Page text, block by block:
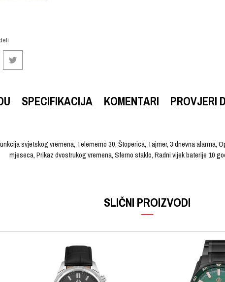
SPECIFIKACIJA KOMENTARI PROVJERI
svjetskog vremena, Telememo 30, Štoperica, Tajmer, 3 dnevna alarma,
mjeseca, Prikaz dvostrukog vremena, Sferno staklo, Radni vijek baterije 10
Muški
Kaučuk
SLIČNI PROIZVODI